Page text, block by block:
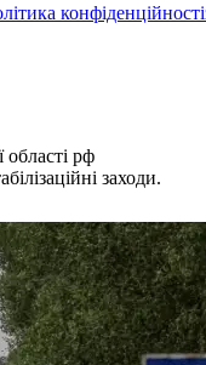
конфіденційності
області рф
заходи.